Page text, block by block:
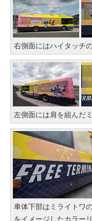
右側面にはハイタッチ
左側面には肩を組んだ
車体下部はミライトワ
をイメージしたカラー